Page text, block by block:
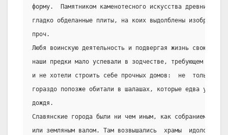
форму.  Памятником каменотесного искусства древних
гладко обделанные плиты, на коих выдолблены
проч.
Любя воинскую деятельность и подвергая жизнь свою
наши предки мало успевали в зодчестве, требующем
и не хотели строить себе прочных домов:  не  только
гораздо попозже обитали в шалашах, которые едва
дождя.
Славянские города были ни чем иным, как собранием
или земляным валом. Там возвышались  храмы  идолов,